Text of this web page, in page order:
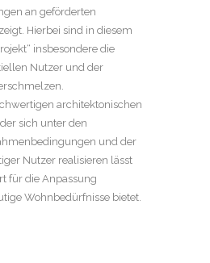
an geförderten
Hierbei sind in diesem
insbesondere die
Nutzer und der
architektonischen
sich unter den
und der
Nutzer realisieren lässt
für die Anpassung
Wohnbedürfnisse bietet.